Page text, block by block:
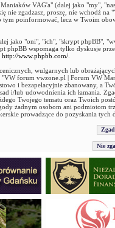
VAG'a" (dalej jako "my",
nie zgadzasz, proszę, nie wchodź
poinformować, lecz w Twoim
jako "oni", "ich", "skrypt phpBB",
phpBB wspomaga tylko dyskusje
http://www.phpbb.com/
wulgarnych lub
forum vwzone.pl | Forum VW
i bezapelacyjnie zbanowany, a
i/lub udowodnienia ich łamania.
Twojego tematu oraz Twoich
żadnym osobom ani podmiotom
prowadzące do pozyskania tych